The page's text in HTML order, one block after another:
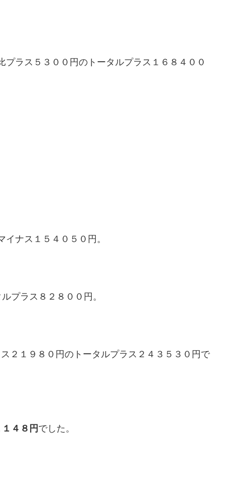
プラス５３００円のトータルプラス１６８４００
ナス１５４０５０円。
プラス８２８００円。
２１９８０円のトータルプラス２４３５３０円で
４８円でした。